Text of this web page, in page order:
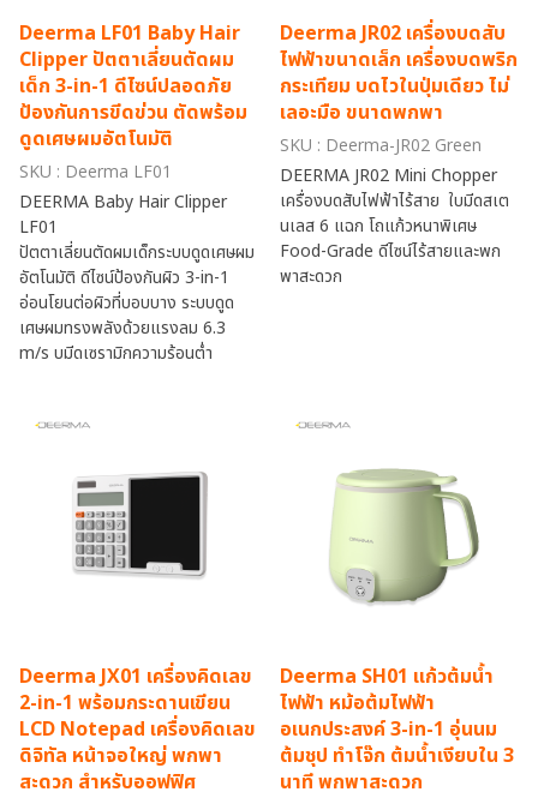
Deerma LF01 Baby Hair
Clipper ปัตตาเลี่ยนตัดผม
เด็ก 3-in-1 ดีไซน์ปลอดภัย
ป้องกันการขีดข่วน ตัดพร้อม
ดูดเศษผมอัตโนมัติ
SKU : Deerma LF01
DEERMA Baby Hair Clipper
LF01
ปัตตาเลี่ยนตัดผมเด็กระบบดูดเศษผม
อัตโนมัติ ดีไซน์ป้องกันผิว 3-in-1
อ่อนโยนต่อผิวที่บอบบาง ระบบดูด
เศษผมทรงพลังด้วยแรงลม 6.3
m/s บมีดเซรามิกความร้อนต่ำ
Deerma JR02 เครื่องบดสับ
ไฟฟ้าขนาดเล็ก เครื่องบดพริก
กระเทียม บดไวในปุ่มเดียว ไม่
เลอะมือ ขนาดพกพา
SKU : Deerma-JR02 Green
DEERMA JR02 Mini Chopper
เครื่องบดสับไฟฟ้าไร้สาย ใบมีดสเต
นเลส 6 แฉก โถแก้วหนาพิเศษ
Food-Grade ดีไซน์ไร้สายและพก
พาสะดวก
Deerma JX01 เครื่องคิดเลข
2-in-1 พร้อมกระดานเขียน
LCD Notepad เครื่องคิดเลข
ดิจิทัล หน้าจอใหญ่ พกพา
สะดวก สำหรับออฟฟิศ
Deerma SH01 แก้วต้มน้ำ
ไฟฟ้า หม้อต้มไฟฟ้า
อเนกประสงค์ 3-in-1 อุ่นนม
ต้มชุป ทำโจ๊ก ต้มน้ำเงียบใน 3
นาที พกพาสะดวก